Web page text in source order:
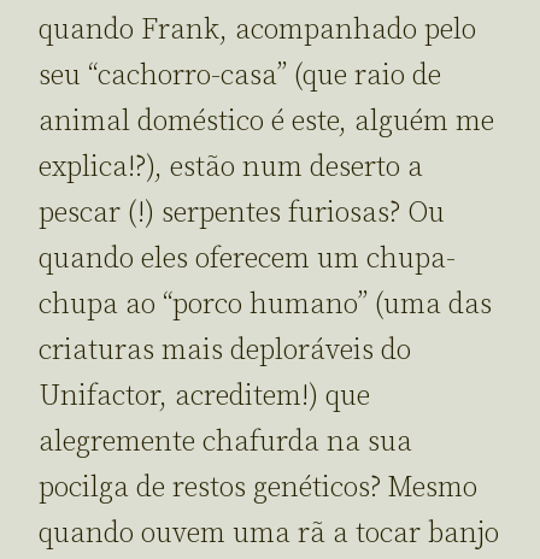
quando Frank, acompanhado pelo
seu “cachorro-casa” (que raio de
animal doméstico é este, alguém me
explica!?), estão num deserto a
pescar (!) serpentes furiosas? Ou
quando eles oferecem um chupa-
chupa ao “porco humano” (uma das
criaturas mais deploráveis do
Unifactor, acreditem!) que
alegremente chafurda na sua
pocilga de restos genéticos? Mesmo
quando ouvem uma rã a tocar banjo